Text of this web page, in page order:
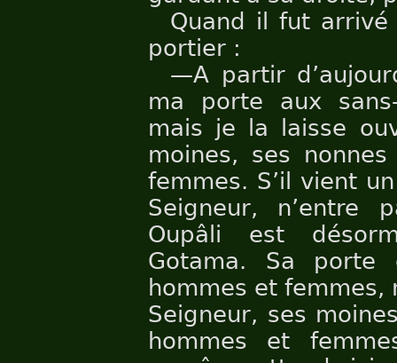
Quand il fut arrivé
portier :
—A partir
ma porte aux
mais je la laisse
moines, ses
femmes. S’il vient
Seigneur, n’entre
Oupâli est
Gotama. Sa porte
hommes et
Seigneur, ses
hommes et